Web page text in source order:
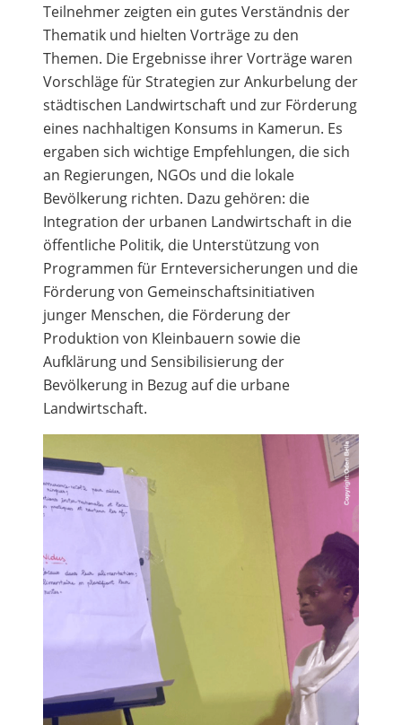
Teilnehmer zeigten ein gutes Verständnis der
Thematik und hielten Vorträge zu den
Themen. Die Ergebnisse ihrer Vorträge waren
Vorschläge für Strategien zur Ankurbelung der
städtischen Landwirtschaft und zur Förderung
eines nachhaltigen Konsums in Kamerun. Es
ergaben sich wichtige Empfehlungen, die sich
an Regierungen, NGOs und die lokale
Bevölkerung richten. Dazu gehören: die
Integration der urbanen Landwirtschaft in die
öffentliche Politik, die Unterstützung von
Programmen für Ernteversicherungen und die
Förderung von Gemeinschaftsinitiativen
junger Menschen, die Förderung der
Produktion von Kleinbauern sowie die
Aufklärung und Sensibilisierung der
Bevölkerung in Bezug auf die urbane
Landwirtschaft.